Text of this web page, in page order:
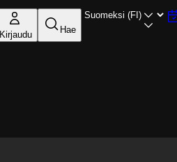
Kirjaudu Hae